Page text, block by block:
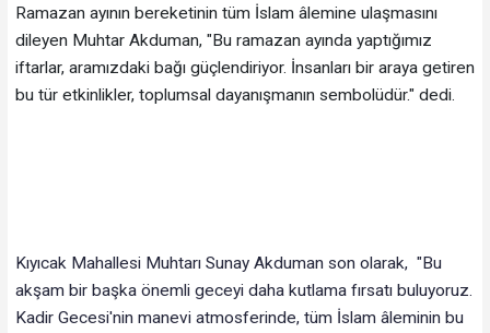
Ramazan ayının bereketinin tüm İslam âlemine ulaşmasını
dileyen Muhtar Akduman, "Bu ramazan ayında yaptığımız
iftarlar, aramızdaki bağı güçlendiriyor. İnsanları bir araya getiren
bu tür etkinlikler, toplumsal dayanışmanın sembolüdür." dedi.
Kıyıcak Mahallesi Muhtarı Sunay Akduman son olarak, "Bu
akşam bir başka önemli geceyi daha kutlama fırsatı buluyoruz.
Kadir Gecesi'nin manevi atmosferinde, tüm İslam âleminin bu